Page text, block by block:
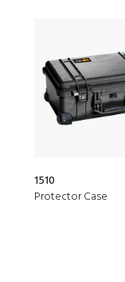
1510
Protector Case